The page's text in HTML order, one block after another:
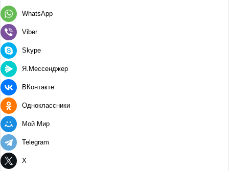
WhatsApp
Viber
Skype
Я.Мессенджер
ВКонтакте
Одноклассники
Мой Мир
Telegram
X